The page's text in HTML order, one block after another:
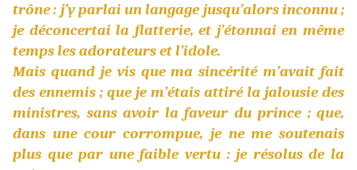
trône : j’y parlai un langage jusqu’alors inconnu ;
je déconcertai la flatterie, et j’étonnai en même
temps les adorateurs et l’idole.
Mais quand je vis que ma sincérité m’avait fait
des ennemis ; que je m’étais attiré la jalousie des
ministres, sans avoir la faveur du prince ; que,
dans une cour corrompue, je ne me soutenais
plus que par une faible vertu : je résolus de la